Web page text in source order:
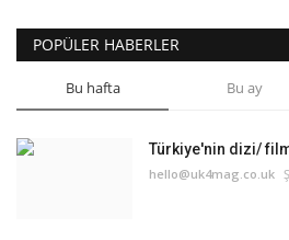
POPÜLER HABERLER
Bu hafta Bu ay
Türkiye'nin dizi/
hello@uk4mag.co.uk